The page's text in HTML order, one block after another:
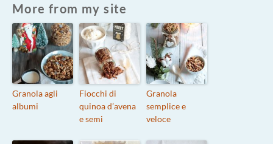
More from my site
Granola agli
albumi
Fiocchi di
quinoa d’avena
e semi
Granola
semplice e
veloce